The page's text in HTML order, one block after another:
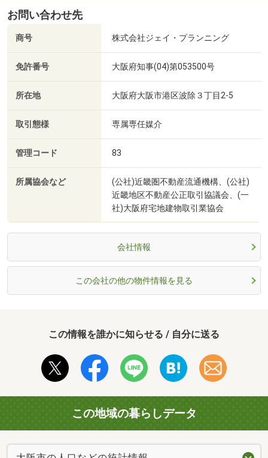
お問い合わせ先
商号 株式会社ジェイ・プランニング
免許番号 大阪府知事(04)第053500号
所在地 大阪府大阪市港区波除３丁目2-5
取引態様 専属専任媒介
管理コード 83
所属協会など
(公社)近畿圏不動産流通機構、(公社)
近畿地区不動産公正取引協議会、(一
社)大阪府宅地建物取引業協会
会社情報
この会社の他の物件情報を見る
この情報を誰かに知らせる / 自分に送る
この地域の暮らしデータ